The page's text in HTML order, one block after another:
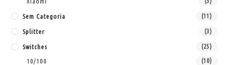
Sem Categoria (11)
Splitter (3)
Switches (25)
10/100 (10)